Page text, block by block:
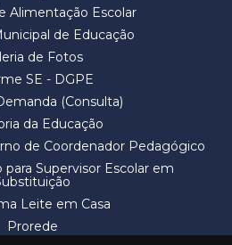
Alimentação Escolar
de Educação
de Fotos
SE - DGPE
(Consulta)
da Educação
de Coordenador Pedagógico
para Supervisor Escolar em
Leite em Casa
Prorede